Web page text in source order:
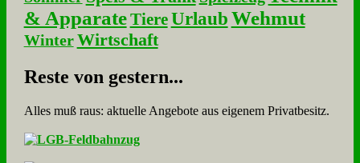
& Apparate Tiere UrlaubWehmut
Winter Wirtschaft
Re­ste von ge­stern...
Alles muß raus: aktuelle An­ge­bo­te aus eigenem Privatbesitz.